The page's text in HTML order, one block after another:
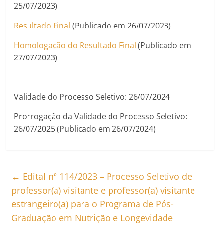
25/07/2023)
Resultado Final (Publicado em 26/07/2023)
Homologação do Resultado Final (Publicado em
27/07/2023)
Validade do Processo Seletivo: 26/07/2024
Prorrogação da Validade do Processo Seletivo:
26/07/2025 (Publicado em 26/07/2024)
← Edital nº 114/2023 – Processo Seletivo de
professor(a) visitante e professor(a) visitante
estrangeiro(a) para o Programa de Pós-
Graduação em Nutrição e Longevidade